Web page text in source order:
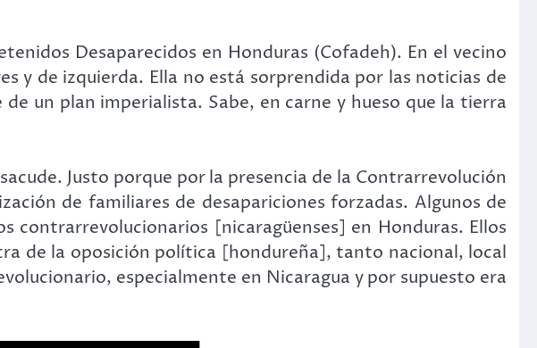
Desaparecidos en Honduras (Cofadeh). En el vecino
y de izquierda. Ella no está sorprendida por las noticias de
un plan imperialista. Sabe, en carne y hueso que la tierra
Justo porque por la presencia de la Contrarrevolución
de familiares de desapariciones forzadas. Algunos de
[nicaragüenses] en Honduras. Ellos
de la oposición política [hondureña], tanto nacional, local
especialmente en Nicaragua y por supuesto era